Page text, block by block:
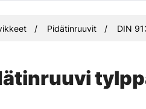
Pidätinruuvit DIN